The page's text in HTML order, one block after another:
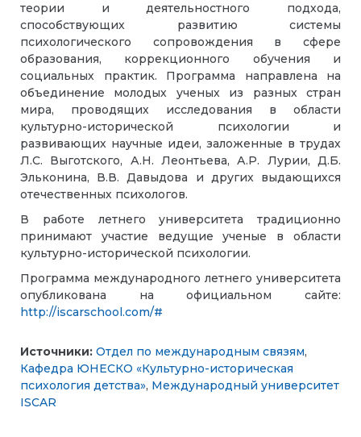
теории и деятельностного подхода,
способствующих развитию системы
психологического сопровождения в сфере
образования, коррекционного обучения и
социальных практик. Программа направлена на
объединение молодых ученых из разных стран
мира, проводящих исследования в области
культурно-исторической психологии и
развивающих научные идеи, заложенные в трудах
Л.С. Выготского, А.Н. Леонтьева, А.Р. Лурии, Д.Б.
Эльконина, В.В. Давыдова и других выдающихся
отечественных психологов.
В работе летнего университета традиционно
принимают участие ведущие ученые в области
культурно-исторической психологии.
Программа международного летнего университета
опубликована на официальном сайте:
http://iscarschool.com/#
Источники: Отдел по международным связям,
Кафедра ЮНЕСКО «Культурно-историческая
психология детства», Международный университет
ISCAR